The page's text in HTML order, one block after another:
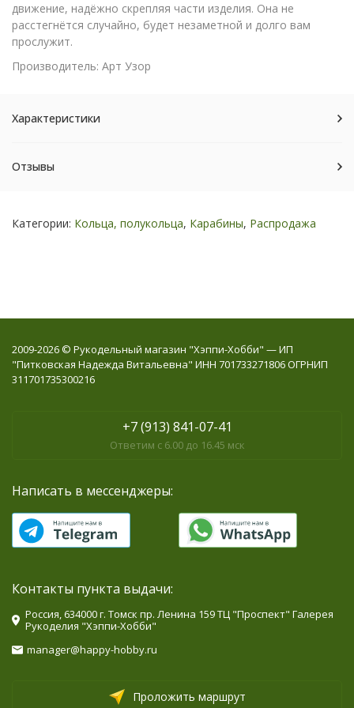
движение, надёжно скрепляя части изделия. Она не
расстегнётся случайно, будет незаметной и долго вам
прослужит.
Производитель: Арт Узор
Характеристики
Отзывы
Категории: Кольца, полукольца, Карабины, Распродажа
2009-2026 © Рукодельный магазин "Хэппи-Хобби" — ИП
"Питковская Надежда Витальевна" ИНН 701733271806 ОГРНИП
311701735300216
+7 (913) 841-07-41
Ответим с 6.00 до 16.45 мск
Написать в мессенджеры:
Контакты пункта выдачи:
Россия, 634000 г. Томск пр. Ленина 159 ТЦ "Проспект" Галерея
Рукоделия "Хэппи-Хобби"
manager@happy-hobby.ru
Проложить маршрут